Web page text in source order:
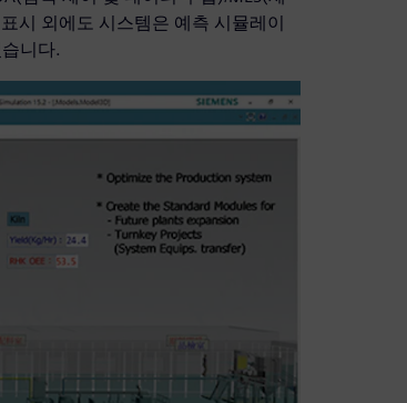
시 외에도 시스템은 예측 시뮬레이
니다.